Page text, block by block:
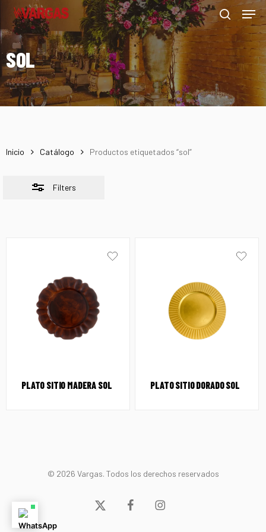
Skip
main
content
search
Menu
SOL
Inicio Catálogo Productos etiquetados “sol”
Filters
Close
Filters
PLATO SITIO MADERA SOL PLATO SITIO DORADO SOL
© 2026 Vargas. Todos los derechos reservados
x-
facebookinstagram
Menu